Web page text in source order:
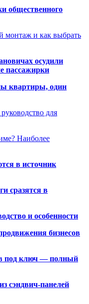
общественного
монтаж и как выбрать
осудили
пассажирки
квартиры, один
для
Наиболее
в источник
сразятся в
и особенности
бизнесов
под ключ — полный
сэндвич-панелей